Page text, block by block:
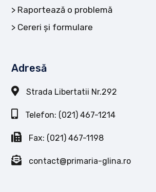
Raportează o problemă
Cereri și formulare
Adresă
Strada Libertatii Nr.292
Telefon: (021) 467-1214
Fax: (021) 467-1198
contact@primaria-glina.ro